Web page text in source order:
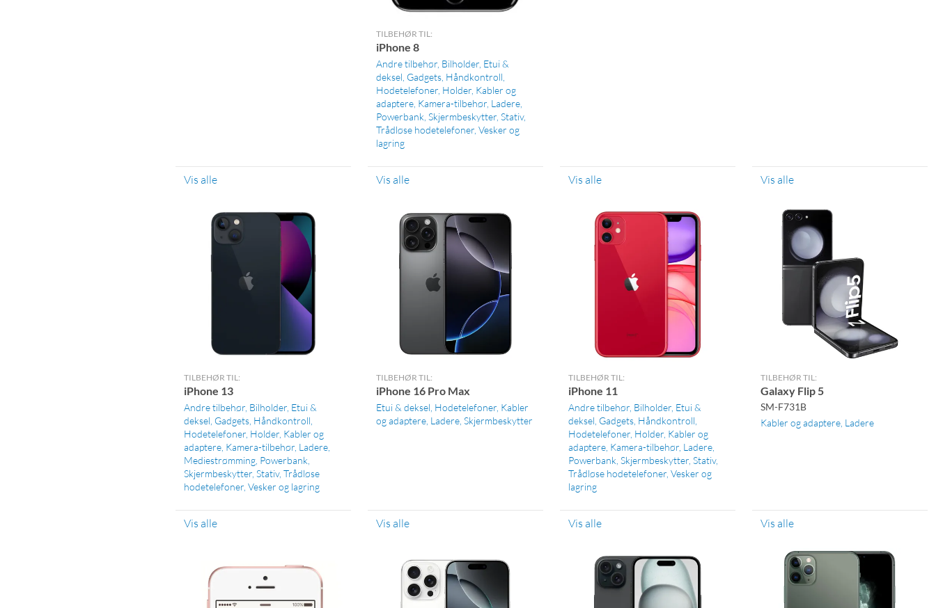
Vis alle
TILBEHØR TIL:
iPhone 8
Andre tilbehør Bilholder Etui &
deksel Gadgets Håndkontroll
Hodetelefoner Holder Kabler og
adaptere Kamera-tilbehør Ladere
Powerbank Skjermbeskytter Stativ
Trådløse hodetelefoner Vesker og
lagring
Vis alle Vis alle Vis alle
TILBEHØR TIL:
iPhone 13
Andre tilbehør Bilholder Etui &
deksel Gadgets Håndkontroll
Hodetelefoner Holder Kabler og
adaptere Kamera-tilbehør Ladere
Mediestrømming Powerbank
Skjermbeskytter Stativ Trådløse
hodetelefoner Vesker og lagring
Vis alle
TILBEHØR TIL:
iPhone 16 Pro Max
Etui & deksel Hodetelefoner Kabler
og adaptere Ladere Skjermbeskytter
Vis alle
TILBEHØR TIL:
iPhone 11
Andre tilbehør Bilholder Etui &
deksel Gadgets Håndkontroll
Hodetelefoner Holder Kabler og
adaptere Kamera-tilbehør Ladere
Powerbank Skjermbeskytter Stativ
Trådløse hodetelefoner Vesker og
lagring
Vis alle
TILBEHØR TIL:
Galaxy Flip 5
SM-F731B
Kabler og adaptere Ladere
Vis alle